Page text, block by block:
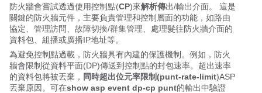
防火牆會嘗試透過使用控制點(CP)來解析傳出/輸出介面。 這是
關鍵的防火牆元件，主要負責管理和控制層面的功能，如路由
協定、管理訪問、故障切換/群集管理、處理髮往防火牆介面的
資料包、組播或廣播IP地址等。
為避免控制點過載，防火牆具有內建的保護機制。例如，防火
牆會限制從資料平面(DP)傳送到控制點的封包速率。超出速率
的資料包將被丟棄， 同時超出位元率限制(punt-rate-limit)ASP
丟棄原因。可在show asp event dp-cp punt的輸出中驗證